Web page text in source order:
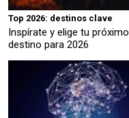
Top 2026: destinos clave
Inspírate y elige tu próximo
destino para 2026